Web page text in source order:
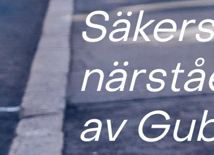
av